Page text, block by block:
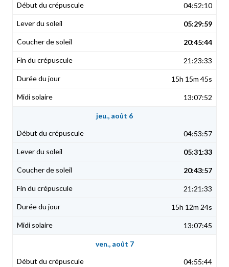
04:52:10
05:29:59
20:45:44
21:23:33
15h 15m 45s
13:07:52
jeu., août 6
04:53:57
05:31:33
20:43:57
21:21:33
15h 12m 24s
13:07:45
ven., août 7
04:55:44